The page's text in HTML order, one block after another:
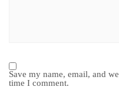
Save my name, email, and
time I comment.